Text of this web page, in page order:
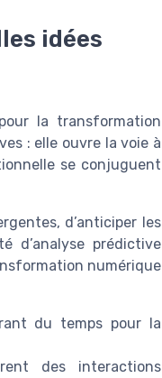
idées
la transformation
: elle ouvre la voie à
se conjuguent
d’anticiper les
d’analyse prédictive
numérique
du temps pour la
des interactions